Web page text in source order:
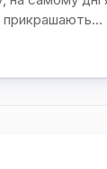
прикрашають...